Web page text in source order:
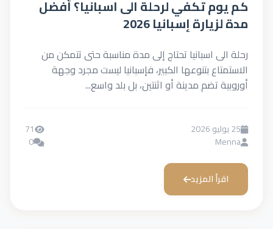
كم يوم تكفي لرحلة الى اسبانيا؟ أفضل
مدة لزيارة إسبانيا 2026
رحلة الى اسبانيا تحتاج إلى مدة مناسبة حتى تتمكن من
الاستمتاع بتنوعها الكبير، فإسبانيا ليست مجرد وجهة
أوروبية تضم مدينة أو اثنتين، بل بلد واسع...
25 يوليو 2026
Menna
71
0
اقرأ المزيد